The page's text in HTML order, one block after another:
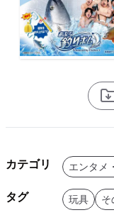
カテゴリ エンタメ
タグ 玩具 そ